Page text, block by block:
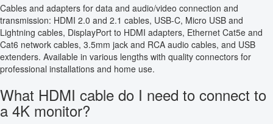
Cables and adapters for data and audio/video connection and
transmission: HDMI 2.0 and 2.1 cables, USB-C, Micro USB and
Lightning cables, DisplayPort to HDMI adapters, Ethernet Cat5e and
Cat6 network cables, 3.5mm jack and RCA audio cables, and USB
extenders. Available in various lengths with quality connectors for
professional installations and home use.
What HDMI cable do I need to connect to
a 4K monitor?